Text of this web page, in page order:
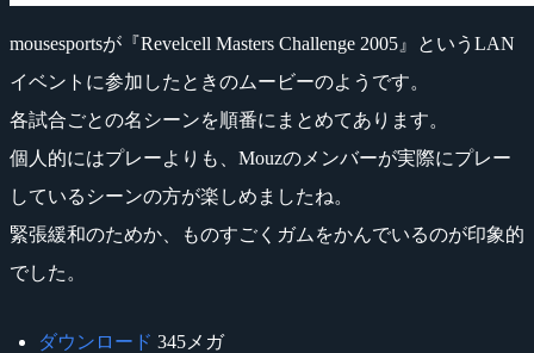
mousesportsが『Revelcell Masters Challenge 2005』というLAN
イベントに参加したときのムービーのようです。
各試合ごとの名シーンを順番にまとめてあります。
個人的にはプレーよりも、Mouzのメンバーが実際にプレー
しているシーンの方が楽しめましたね。
緊張緩和のためか、ものすごくガムをかんでいるのが印象的
でした。
ダウンロード 345メガ